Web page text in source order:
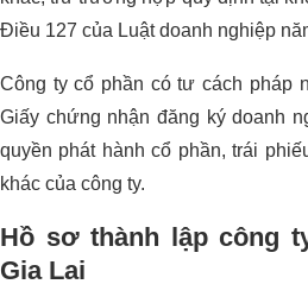
Điều 127 của Luật doanh nghiệp
Công ty cổ phần có tư cách pháp
Giấy chứng nhận đăng ký doanh
quyền phát hành cổ phần, trái
khác của công ty.
Hồ sơ thành lập công
Gia Lai